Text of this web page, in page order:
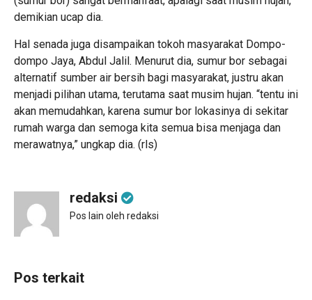
demikian ucap dia.
Hal senada juga disampaikan tokoh masyarakat Dompo-
dompo Jaya, Abdul Jalil. Menurut dia, sumur bor sebagai
alternatif sumber air bersih bagi masyarakat, justru akan
menjadi pilihan utama, terutama saat musim hujan. “tentu ini
akan memudahkan, karena sumur bor lokasinya di sekitar
rumah warga dan semoga kita semua bisa menjaga dan
merawatnya,” ungkap dia. (rls)
redaksi
Pos lain oleh redaksi
Pos terkait